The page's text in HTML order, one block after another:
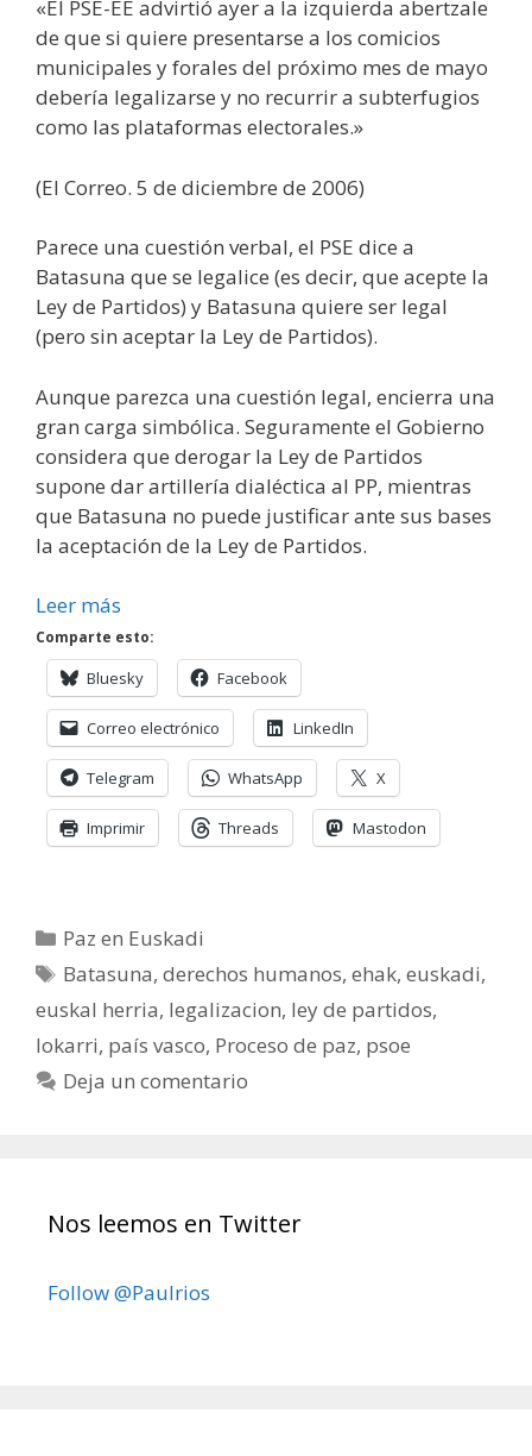
«El PSE-EE advirtió ayer a la izquierda abertzale
de que si quiere presentarse a los comicios
municipales y forales del próximo mes de mayo
debería legalizarse y no recurrir a subterfugios
como las plataformas electorales.»
(El Correo. 5 de diciembre de 2006)
Parece una cuestión verbal, el PSE dice a
Batasuna que se legalice (es decir, que acepte la
Ley de Partidos) y Batasuna quiere ser legal
(pero sin aceptar la Ley de Partidos).
Aunque parezca una cuestión legal, encierra una
gran carga simbólica. Seguramente el Gobierno
considera que derogar la Ley de Partidos
supone dar artillería dialéctica al PP, mientras
que Batasuna no puede justificar ante sus bases
la aceptación de la Ley de Partidos.
Leer más
Comparte esto:
Bluesky Facebook
Correo electrónico LinkedIn
Telegram WhatsApp X
Imprimir Threads Mastodon
Categorías
Paz en Euskadi
Etiquetas
Batasuna,derechos humanos,ehak,euskadi,
euskal herria, legalizacion, ley de partidos,
lokarri, país vasco, Proceso de paz, psoe
Deja un comentario
Nos leemos en Twitter
Follow @Paulrios